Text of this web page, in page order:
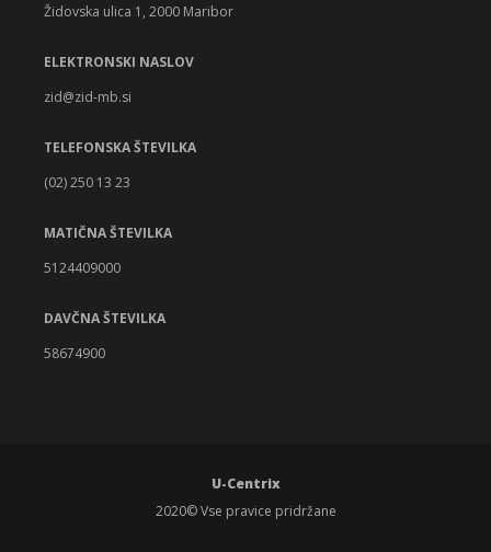
Židovska ulica 1, 2000 Maribor
ELEKTRONSKI NASLOV
zid@zid-mb.si
TELEFONSKA ŠTEVILKA
(02) 250 13 23
MATIČNA ŠTEVILKA
5124409000
DAVČNA ŠTEVILKA
58674900
U-Centrix
2020© Vse pravice pridržane